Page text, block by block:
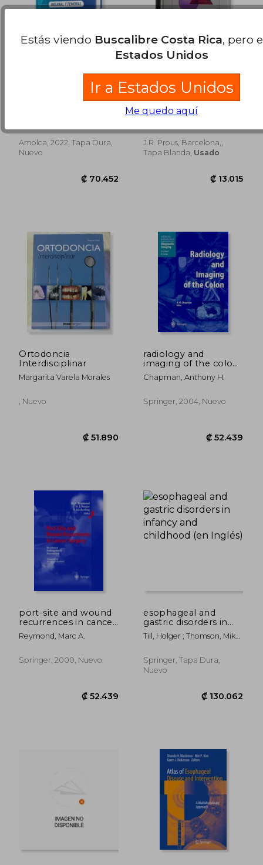
₡ 12.316
₡ 138.001 ₡
El Arte de la Cirugía
de la Hernia - Inguinal
Amolca, 2022, Tapa Dura,
Nuevo
Neumología y
Gastroenterología.
Puntos de Encuentro
Perpiñá, M Y Ponce, J
J.R. Prous, Barcelona,,
Tapa Blanda, Usado
Ortodoncia
Interdisciplinar
Margarita Varela Morales
, Nuevo
radiology and
imaging of the colon
(en Inglés)
Chapman, Anthony H.
Springer, 2004, Nuevo
port-site and wound
recurrences in cancer
surgery: incidence -
pathogenesis -
Inglés)
Reymond, Marc A.
Springer, 2000, Nuevo
esophageal and
gastric disorders in
infancy and childhood
(en Inglés)
Till, Holger ; Thomson, Mike
Springer, Tapa Dura,
Nuevo
Estás viendo Buscalibre Costa Rica, pero
Estados Unidos
Ir a Estados Unidos
Me quedo aquí